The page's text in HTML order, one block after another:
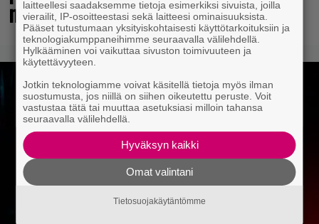
mestariteos
laitteellesi saadaksemme tietoja esimerkiksi sivuista, joilla
vierailit, IP-osoitteestasi sekä laitteesi ominaisuuksista.
Pääset tutustumaan yksityiskohtaisesti käyttötarkoituksiin ja
teknologiakumppaneihimme seuraavalla välilehdellä.
Hylkääminen voi vaikuttaa sivuston toimivuuteen ja
käytettävyyteen.
Jotkin teknologiamme voivat käsitellä tietoja myös ilman
suostumusta, jos niillä on siihen oikeutettu peruste. Voit
vastustaa tätä tai muuttaa asetuksiasi milloin tahansa
seuraavalla välilehdellä.
Hyväksyn kaikki
Omat valintani
Tietosuojakäytäntömme